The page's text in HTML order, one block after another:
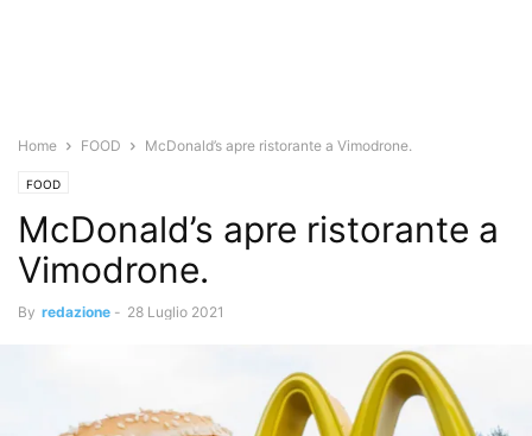
Home FOOD McDonald’s apre ristorante a Vimodrone.
FOOD
McDonald’s apre ristorante a
Vimodrone.
By redazione - 28 Luglio 2021